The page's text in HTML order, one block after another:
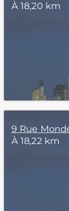
À 18,20 km
9 Rue
À 18,22 km